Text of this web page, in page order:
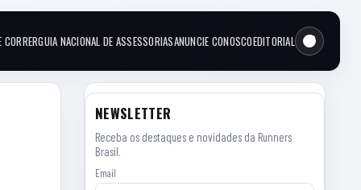
CORRERGUIA NACIONAL DE ASSESSORIASANUNCIE CONOSCOEDITORIAL
NEWSLETTER
Receba os destaques e novidades da Runners
Brasil.
Email